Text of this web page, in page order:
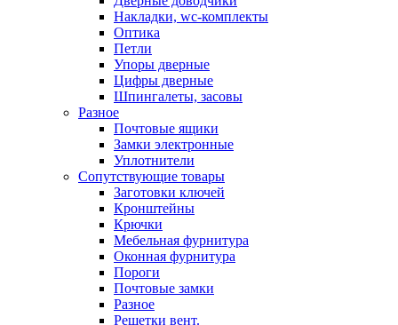
Накладки, wc-комплекты
Оптика
Петли
Упоры дверные
Цифры дверные
Шпингалеты, засовы
Разное
Почтовые ящики
Замки электронные
Уплотнители
Сопутствующие товары
Заготовки ключей
Кронштейны
Крючки
Мебельная фурнитура
Оконная фурнитура
Пороги
Почтовые замки
Разное
Решетки вент.